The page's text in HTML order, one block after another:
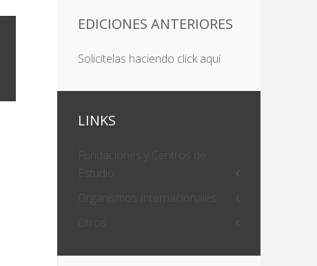
EDICIONES ANTERIORES
Solicítelas haciendo click aquí
LINKS
Fundaciones y Centros de
Estudio
Organismos Internacionales
Otros